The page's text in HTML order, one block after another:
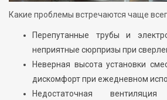
Какие проблемы встречаются чаще
Перепутанные трубы и
неприятные сюрпризы при
Неверная высота установки
дискомфорт при ежедневном
Недостаточная